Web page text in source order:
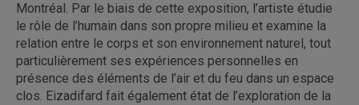
Montréal. Par le biais de cette exposition, l’artiste étudie
le rôle de l’humain dans son propre milieu et examine la
relation entre le corps et son environnement naturel, tout
particulièrement ses expériences personnelles en
présence des éléments de l’air et du feu dans un espace
clos. Eizadifard fait également état de l’exploration de la